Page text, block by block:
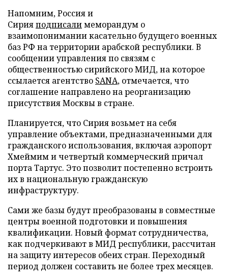
Напомним, Россия и
Сирияподписалимеморандум о
взаимопонимании касательно будущего военных
баз РФ на территории арабской республики. В
сообщении управления по связям с
общественностью сирийского МИД, на которое
ссылается агентство SANA, отмечается, что
соглашение направлено на реорганизацию
присутствия Москвы в стране.
Планируется, что Сирия возьмет на себя
управление объектами, предназначенными для
гражданского использования, включая аэропорт
Хмеймим и четвертый коммерческий причал
порта Тартус. Это позволит постепенно встроить
их в национальную гражданскую
инфраструктуру.
Сами же базы будут преобразованы в совместные
центры военной подготовки и повышения
квалификации. Новый формат сотрудничества,
как подчеркивают в МИД республики, рассчитан
на защиту интересов обеих стран. Переходный
период должен составить не более трех месяцев.